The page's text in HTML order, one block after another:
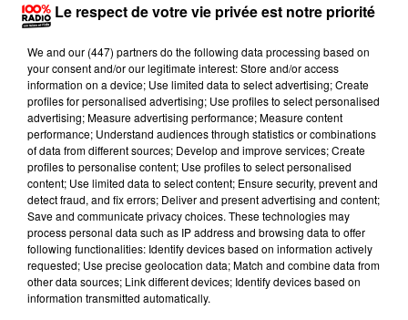
Lecture (4 min 24 sec)
100%
100% Radio les infos de l'Hérault
Le respect de votre vie privée est notre priorité
We and our (447) partnersdo the following data processing based on
your consent and/or our legitimate interest: Store and/or access
information on a device; Use limited data to select advertising; Create
profiles for personalised advertising; Use profiles to select personalised
advertising; Measure advertising performance; Measure content
performance; Understand audiences through statistics or combinations
of data from different sources; Develop and improve services; Create
profiles to personalise content; Use profiles to select personalised
content; Use limited data to select content; Ensure security, prevent and
detect fraud, and fix errors; Deliver and present advertising and content;
Save and communicate privacy choices. These technologies may
process personal data such as IP address and browsing data to offer
following functionalities: Identify devices based on information actively
requested; Use precise geolocation data; Match and combine data from
other data sources; Link different devices; Identify devices based on
information transmitted automatically.